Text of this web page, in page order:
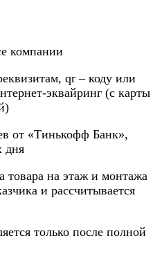
компании
qr – коду или
эквайринг (с карты
от «Тинькофф Банк»,
дня
товара на этаж и монтажа
и рассчитывается
только после полной